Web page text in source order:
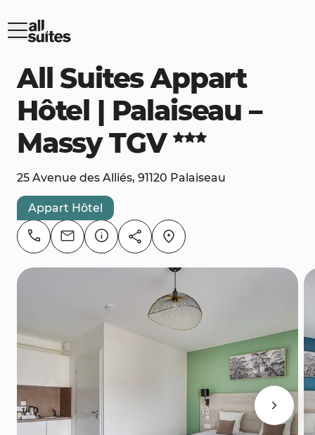
All Suites Appart
Hôtel | Palaiseau –
Massy TGV
25 Avenue des Alliés, 91120 Palaiseau
Appart Hôtel